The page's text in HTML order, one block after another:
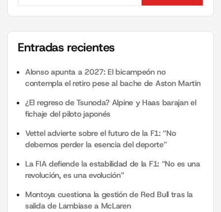
Search
Entradas recientes
Alonso apunta a 2027: El bicampeón no
contempla el retiro pese al bache de Aston Martin
¿El regreso de Tsunoda? Alpine y Haas barajan el
fichaje del piloto japonés
Vettel advierte sobre el futuro de la F1: “No
debemos perder la esencia del deporte”
La FIA defiende la estabilidad de la F1: “No es una
revolución, es una evolución”
Montoya cuestiona la gestión de Red Bull tras la
salida de Lambiase a McLaren